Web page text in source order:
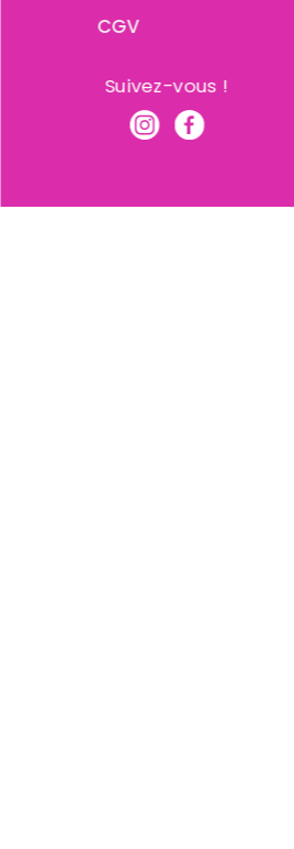
CGV
Suivez-vous !